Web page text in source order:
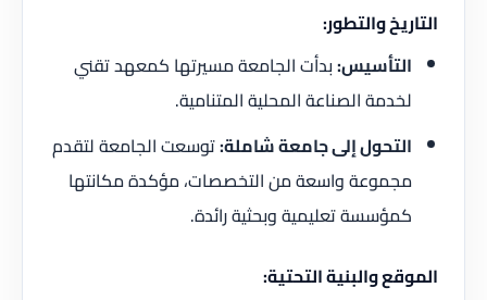
التاريخ والتطور:
التأسيس:بدأت الجامعة مسيرتها كمعهد تقني
لخدمة الصناعة المحلية المتنامية.
التحول إلى جامعة شاملة:توسعت الجامعة لتقدم
مجموعة واسعة من التخصصات، مؤكدة مكانتها
كمؤسسة تعليمية وبحثية رائدة.
الموقع والبنية التحتية: